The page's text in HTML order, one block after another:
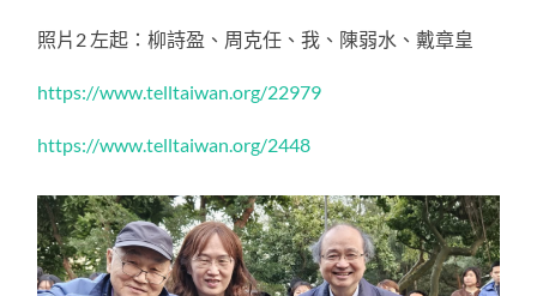
照片2 左起：柳詩盈、周克任、我、陳弱水、戴章皇
https://www.telltaiwan.org/22979
https://www.telltaiwan.org/2448